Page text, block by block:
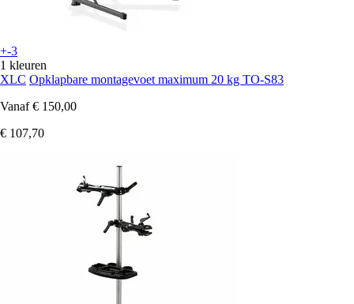
+-3
1 kleuren
XLC Opklapbare montagevoet maximum 20 kg TO-S83
Vanaf € 150,00
€ 107,70